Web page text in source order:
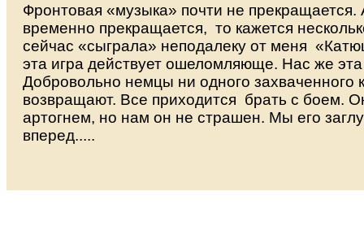
Фронтовая «музыка» почти не прекращается.
временно прекращается, то кажется
сейчас «сыграла» неподалеку от меня
эта игра действует ошеломляюще. Нас же
Добровольно немцы ни одного захваченного
возвращают. Все приходится брать с боем.
артогнем, но нам он не страшен. Мы его
вперед.....